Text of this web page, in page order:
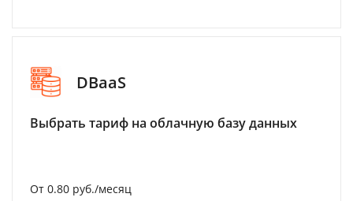
DBaaS
Выбрать тариф на облачную базу данных
От 0.80 руб./месяц